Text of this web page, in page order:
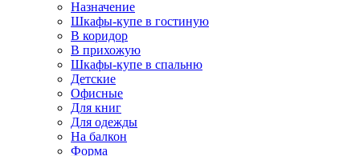
Назначение
Шкафы-купе в гостиную
В коридор
В прихожую
Шкафы-купе в спальню
Детские
Офисные
Для книг
Для одежды
На балкон
Форма